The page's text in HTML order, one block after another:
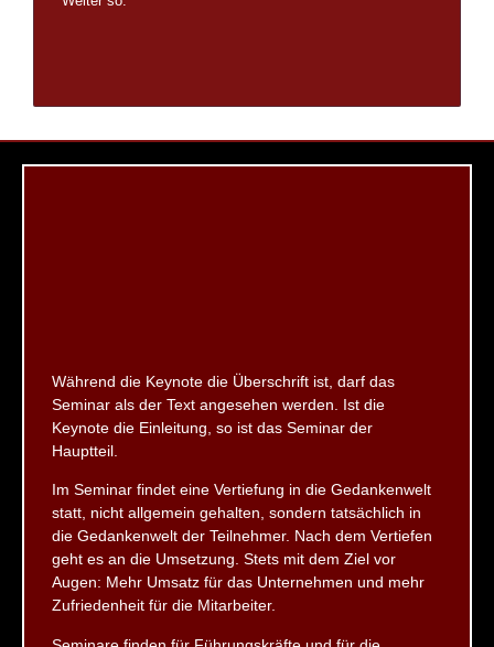
Während die Keynote die Überschrift ist, darf das
Seminar als der Text angesehen werden. Ist die
Keynote die Einleitung, so ist das Seminar der
Hauptteil.
Im Seminar findet eine Vertiefung in die Gedankenwelt
statt, nicht allgemein gehalten, sondern tatsächlich in
die Gedankenwelt der Teilnehmer. Nach dem Vertiefen
geht es an die Umsetzung. Stets mit dem Ziel vor
Augen: Mehr Umsatz für das Unternehmen und mehr
Zufriedenheit für die Mitarbeiter.